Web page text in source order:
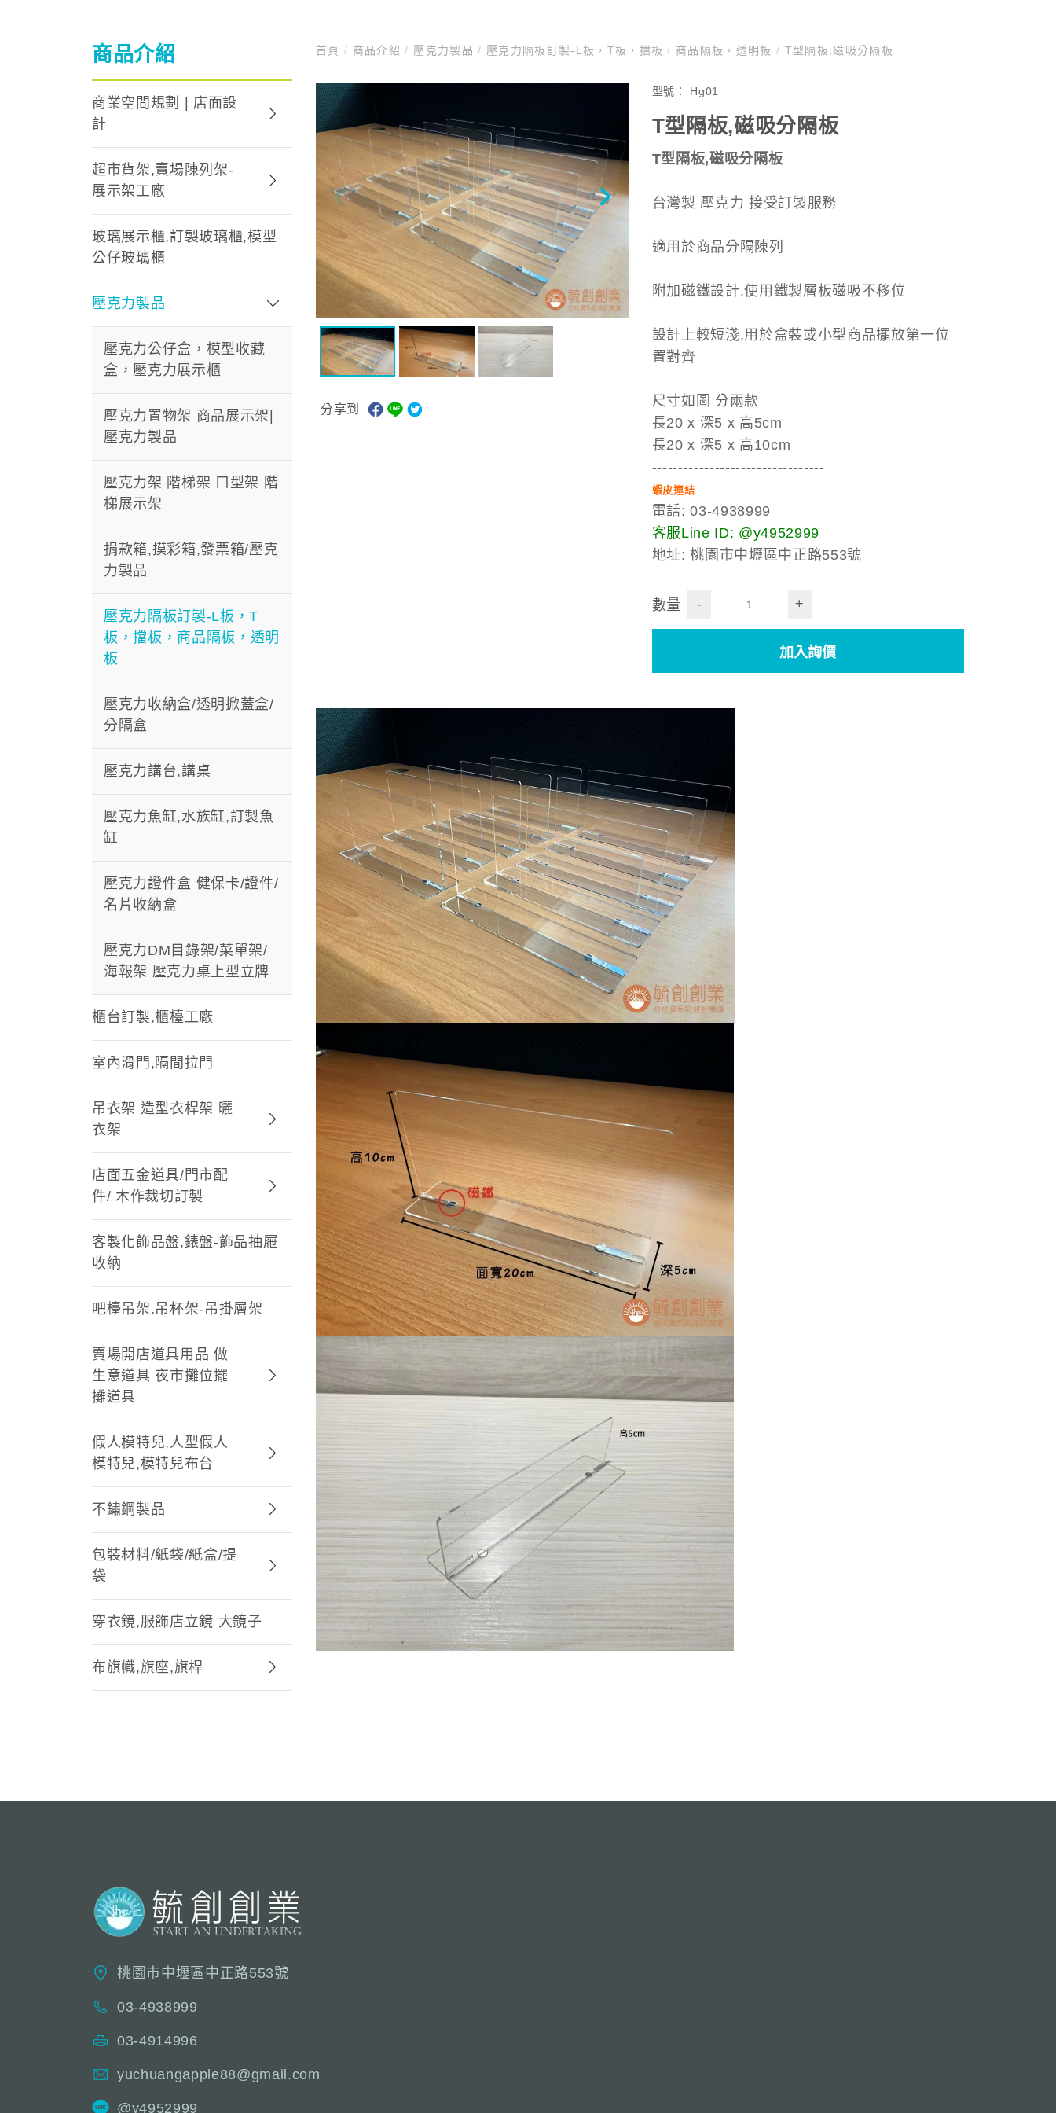
商品介紹
商業空間規劃 | 店面設
計
超市貨架,賣場陳列架-
展示架工廠
玻璃展示櫃,訂製玻璃櫃,模型
公仔玻璃櫃
壓克力製品
壓克力公仔盒，模型收藏
盒，壓克力展示櫃
壓克力置物架 商品展示架|
壓克力製品
壓克力架 階梯架 ㄇ型架 階
梯展示架
捐款箱,摸彩箱,發票箱/壓克
力製品
壓克力隔板訂製-L板，T
板，擋板，商品隔板，透明
板
壓克力收納盒/透明掀蓋盒/
分隔盒
壓克力講台,講桌
壓克力魚缸,水族缸,訂製魚
缸
壓克力證件盒 健保卡/證件/
名片收納盒
壓克力DM目錄架/菜單架/
海報架 壓克力桌上型立牌
櫃台訂製,櫃檯工廠
室內滑門,隔間拉門
吊衣架 造型衣桿架 曬
衣架
店面五金道具/門市配
件/ 木作裁切訂製
客製化飾品盤,錶盤-飾品抽屜
收納
吧檯吊架.吊杯架-吊掛層架
賣場開店道具用品 做
生意道具 夜市攤位擺
攤道具
假人模特兒,人型假人
模特兒,模特兒布台
不鏽鋼製品
包裝材料/紙袋/紙盒/提
袋
穿衣鏡,服飾店立鏡 大鏡子
布旗幟,旗座,旗桿
首頁/ 商品介紹/ 壓克力製品/ 壓克力隔板訂製-L板，T板，擋板，商品隔板，透明板 / T型隔板,磁吸分隔板
分享到
型號： Hg01
T型隔板,磁吸分隔板
T型隔板,磁吸分隔板
台灣製 壓克力 接受訂製服務
適用於商品分隔陳列
附加磁鐵設計,使用鐵製層板磁吸不移位
設計上較短淺,用於盒裝或小型商品擺放第一位
置對齊
尺寸如圖 分兩款
長20 x 深5 x 高5cm
長20 x 深5 x 高10cm
---------------------------------
蝦皮連結
電話: 03-4938999
客服Line ID: @y4952999
地址: 桃園市中壢區中正路553號
數量 - +
加入詢價
桃園市中壢區中正路553號
03-4938999
03-4914996
yuchuangapple88@gmail.com
@y4952999